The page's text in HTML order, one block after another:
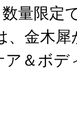
量限定
、金木
ア＆ボ